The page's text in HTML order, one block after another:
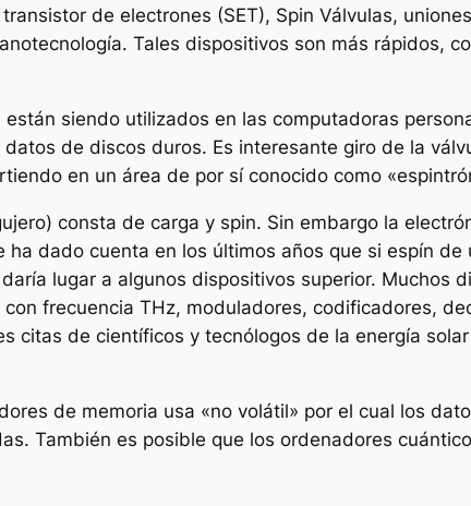
de electrones (SET), Spin Válvulas,
Tales dispositivos son más rápidos,
siendo utilizados en las computadoras
de discos duros. Es interesante giro de la
en un área de por sí conocido como
consta de carga y spin. Sin embargo la
dado cuenta en los últimos años que si espín
lugar a algunos dispositivos superior. Muchos
con frecuencia THz, moduladores, codificadores,
citas de científicos y tecnólogos de la energía
de memoria usa «no volátil» por el cual los
También es posible que los ordenadores